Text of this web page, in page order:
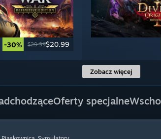
-30% $29.99$20.99
Zobacz więcej
Oferty specjalne